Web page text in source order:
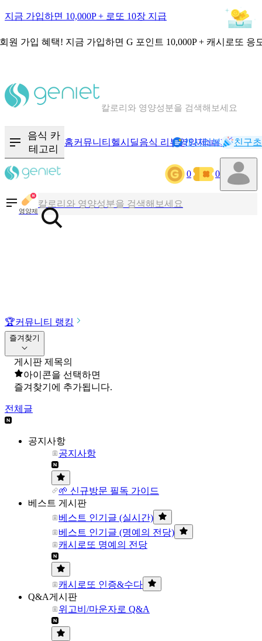
지금 가입하면 10,000P + 로또 10장 지급
원 가입 혜택! 지금 가입하면 G 포인트 10,000P + 캐시로또 응
칼로리와 영양성분을 검색해보세요
음식 카
테고리
홈커뮤니티 헬시딜음식 리뷰영양제NEW기록
캐시리뷰 친구
0 0
영양제
칼로리와 영양성분을 검색해보세요
혈당 · 다이어트 음식 검색해보세요
🏆커뮤니티 랭킹
즐겨찾기
게시판 제목의
아이콘을 선택하면
즐겨찾기에 추가됩니다.
전체글
공지사항
공지사항
🌱 신규방문 필독 가이드
베스트 게시판
베스트 인기글 (실시간)
베스트 인기글 (명예의 전당)
캐시로또 명예의 전당
캐시로또 인증&수다
Q&A게시판
위고비/마운자로 Q&A